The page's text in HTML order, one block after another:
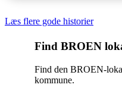
Læs flere gode historier
Find BROEN
Find den BROEN-
kommune.